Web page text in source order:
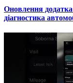
Оновлення
діагностика